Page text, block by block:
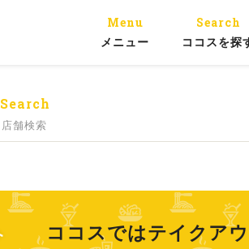
Menu
メニュー
Search
ココスを探
Search
店舗検索
ココスではテイクア